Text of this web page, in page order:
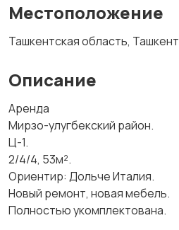
Местоположение
Ташкентская область, Ташкент
Описание
Аренда
Мирзо-улугбекский район.
Ц-1.
2/4/4, 53м².
Ориентир: Дольче Италия.
Новый ремонт, новая мебель.
Полностью укомплектована.